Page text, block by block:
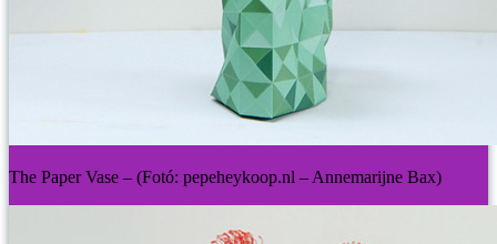
The Paper Vase – (Fotó: pepeheykoop.nl – Annemarijne Bax)